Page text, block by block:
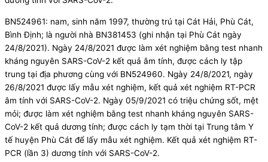
BN524961: nam, sinh năm 1997, thường trú tại Cát Hải, Phù Cát,
Bình Định; là người nhà BN381453 (ghi nhận tại Phù Cát ngày
24/8/2021). Ngày 24/8/2021 được làm xét nghiệm bằng test nhanh
kháng nguyên SARS-CoV-2 kết quả âm tính, được cách ly tập
trung tại địa phương cùng với BN524960. Ngày 24/8/2021, ngày
26/8/2021 được lấy mẫu xét nghiệm, kết quả xét nghiệm RT-PCR
âm tính với SARS-CoV-2. Ngày 05/9/2021 có triệu chứng sốt, mệt
mỏi; được làm xét nghiệm bằng test nhanh kháng nguyên SARS-
CoV-2 kết quả dương tính; được cách ly tạm thời tại Trung tâm Y
tế huyện Phù Cát để lấy mẫu xét nghiệm. Kết quả xét nghiệm RT-
PCR (lần 3) dương tính với SARS-CoV-2.